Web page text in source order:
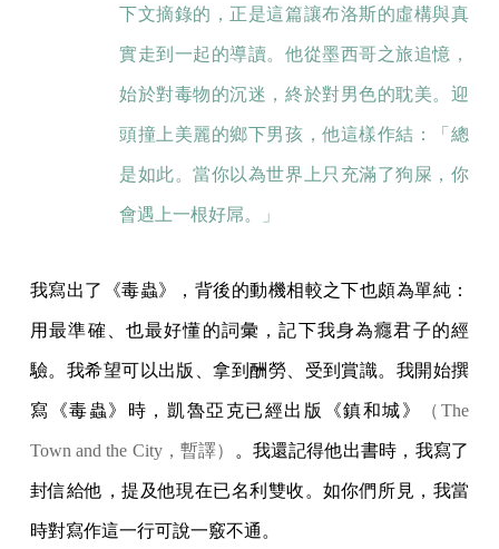
下文摘錄的，正是這篇讓布洛斯的虛構與真
實走到一起的導讀。他從墨西哥之旅追憶，
始於對毒物的沉迷，終於對男色的耽美。迎
頭撞上美麗的鄉下男孩，他這樣作結：「總
是如此。當你以為世界上只充滿了狗屎，你
會遇上一根好屌。」
我寫出了《毒蟲》，背後的動機相較之下也頗為單純：
用最準確、也最好懂的詞彙，記下我身為癮君子的經
驗。我希望可以出版、拿到酬勞、受到賞識。我開始撰
寫《毒蟲》時，凱魯亞克已經出版《鎮和城》 （The
Town and the City，暫譯） 。我還記得他出書時，我寫了
封信給他，提及他現在已名利雙收。如你們所見，我當
時對寫作這一行可說一竅不通。